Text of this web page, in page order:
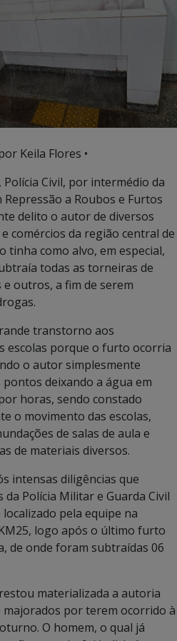
Keila Flores •
Civil, por intermédio da
Repressão a Roubos e Furtos
delito o autor de diversos
comércios da região central de
tinha como alvo, em especial,
todas as torneiras de
outros, a fim de serem
transtorno aos
escolas porque o furto ocorria
o autor simplesmente
deixando a água em
horas, sendo constado
o movimento das escolas,
de salas de aula e
de materiais diversos.
intensas diligências que
Polícia Militar e Guarda Civil
pela equipe na
logo após o último furto
de onde foram subtraídas 06
materializada a autoria
por terem ocorrido à
O homem, o qual já